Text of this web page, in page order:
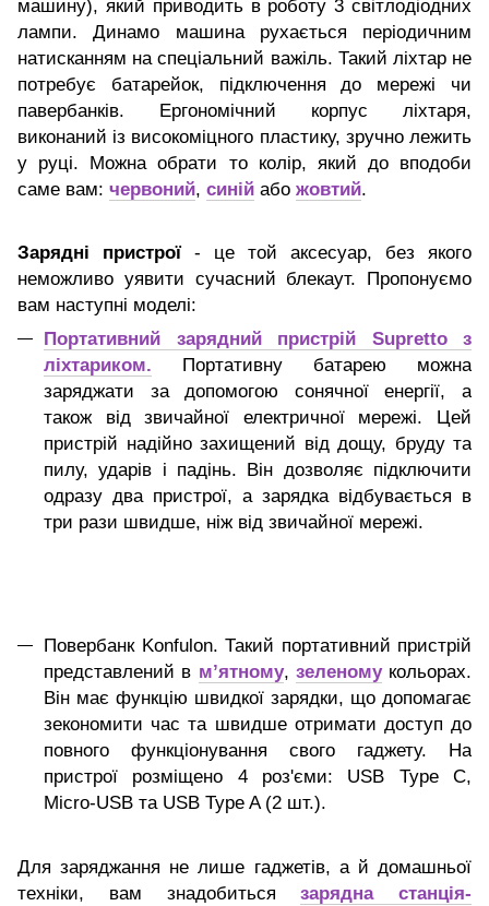
машину), який приводить в роботу 3 світлодіодних
лампи. Динамо машина рухається періодичним
натисканням на спеціальний важіль. Такий ліхтар не
потребує батарейок, підключення до мережі чи
павербанків. Ергономічний корпус ліхтаря,
виконаний із високоміцного пластику, зручно лежить
у руці. Можна обрати то колір, який до вподоби
саме вам: червоний, синій або жовтий.
Зарядні пристрої - це той аксесуар, без якого
неможливо уявити сучасний блекаут. Пропонуємо
вам наступні моделі:
Портативний зарядний пристрій Supretto з
ліхтариком.
Портативну батарею можна
заряджати за допомогою сонячної енергії, а
також від звичайної електричної мережі. Цей
пристрій надійно захищений від дощу, бруду та
пилу, ударів і падінь. Він дозволяє підключити
одразу два пристрої, а зарядка відбувається в
три рази швидше, ніж від звичайної мережі.
Повербанк Konfulon. Такий портативний пристрій
представлений в м’ятному, зеленомукольорах.
Він має функцію швидкої зарядки, що допомагає
зекономити час та швидше отримати доступ до
повного функціонування свого гаджету. На
пристрої розміщено 4 роз'єми: USB Type C,
Micro-USB та USB Type A (2 шт.).
Для заряджання не лише гаджетів, а й домашньої
техніки, вам знадобитьсязарядна станція-